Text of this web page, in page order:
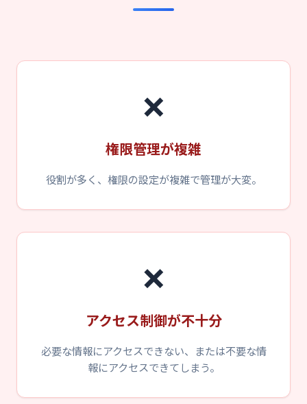
❌
権限管理が複雑
役割が多く、権限の設定が複雑で管理が大変。
❌
アクセス制御が不十分
必要な情報にアクセスできない、または不要な情
報にアクセスできてしまう。